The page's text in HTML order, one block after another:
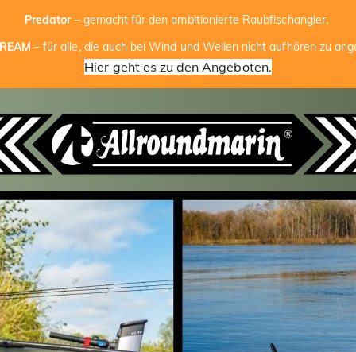
Predator– gemacht für den ambitionierte Raubfischangler.
– für alle, die auch bei Wind und Wellen nicht aufhören zu
Hier geht es zu den Angeboten.